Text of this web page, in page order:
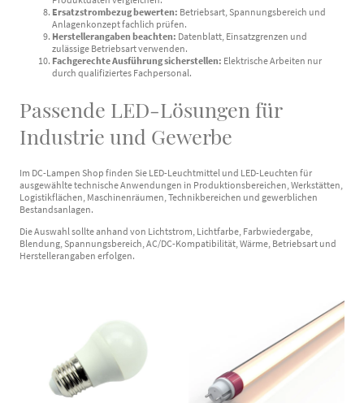
Ersatzstrombezug bewerten: Betriebsart, Spannungsbereich und
Anlagenkonzept fachlich prüfen.
Herstellerangaben beachten: Datenblatt, Einsatzgrenzen und
zulässige Betriebsart verwenden.
Fachgerechte Ausführung sicherstellen: Elektrische Arbeiten nur
durch qualifiziertes Fachpersonal.
Passende LED-Lösungen für
Industrie und Gewerbe
Im DC-Lampen Shop finden Sie LED-Leuchtmittel und LED-Leuchten für
ausgewählte technische Anwendungen in Produktionsbereichen, Werkstätten,
Logistikflächen, Maschinenräumen, Technikbereichen und gewerblichen
Bestandsanlagen.
Die Auswahl sollte anhand von Lichtstrom, Lichtfarbe, Farbwiedergabe,
Blendung, Spannungsbereich, AC/DC-Kompatibilität, Wärme, Betriebsart und
Herstellerangaben erfolgen.